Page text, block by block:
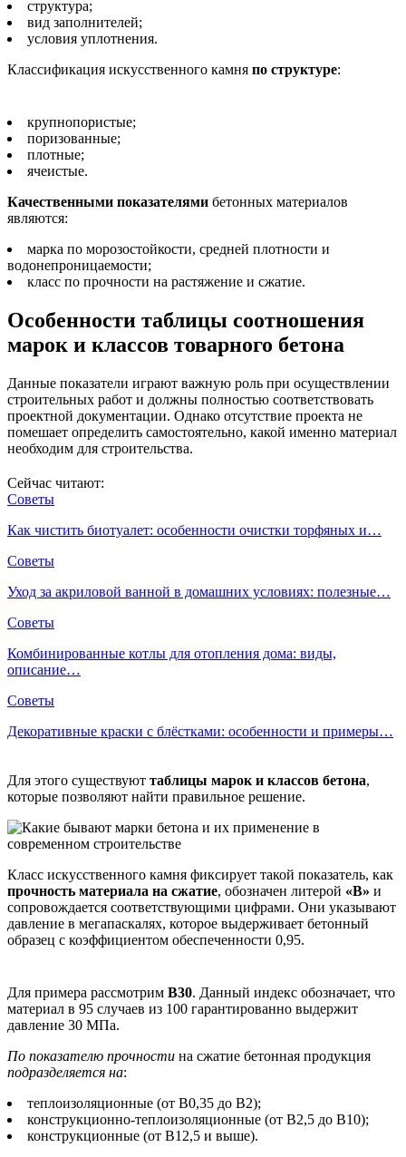
структура;
вид заполнителей;
условия уплотнения.
Классификация искусственного камня по структуре:
крупнопористые;
поризованные;
плотные;
ячеистые.
Качественными показателями бетонных материалов
являются:
марка по морозостойкости, средней плотности и
водонепроницаемости;
класс по прочности на растяжение и сжатие.
Особенности таблицы соотношения
марок и классов товарного бетона
Данные показатели играют важную роль при осуществлении
строительных работ и должны полностью соответствовать
проектной документации. Однако отсутствие проекта не
помешает определить самостоятельно, какой именно материал
необходим для строительства.
Сейчас читают:
Советы
Как чистить биотуалет: особенности очистки торфяных и…
Советы
Уход за акриловой ванной в домашних условиях: полезные…
Советы
Комбинированные котлы для отопления дома: виды,
описание…
Советы
Декоративные краски с блёстками: особенности и примеры…
Для этого существуют таблицы марок и классов бетона,
которые позволяют найти правильное решение.
Класс искусственного камня фиксирует такой показатель, как
прочность материала на сжатие, обозначен литерой «B» и
сопровождается соответствующими цифрами. Они указывают
давление в мегапаскалях, которое выдерживает бетонный
образец с коэффициентом обеспеченности 0,95.
Для примера рассмотрим B30. Данный индекс обозначает, что
материал в 95 случаев из 100 гарантированно выдержит
давление 30 МПа.
По показателю прочности на сжатие бетонная продукция
подразделяется на:
теплоизоляционные (от В0,35 до B2);
конструкционно-теплоизоляционные (от В2,5 до В10);
конструкционные (от В12,5 и выше).